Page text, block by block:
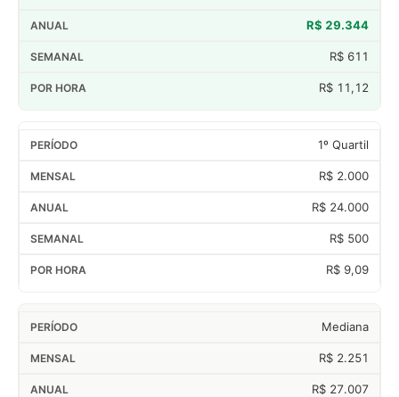
R$ 29.344
R$ 611
R$ 11,12
1º Quartil
R$ 2.000
R$ 24.000
R$ 500
R$ 9,09
Mediana
R$ 2.251
R$ 27.007